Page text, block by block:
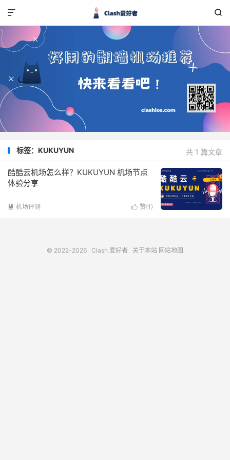


共 1 篇文章
标签：KUKUYUN
酷酷云机场怎么样？KUKUYUN 机场节点
体验分享
 赞(1 )
 机场评测
© 2022-2026 Clash 爱好者 关于本站 网站地图